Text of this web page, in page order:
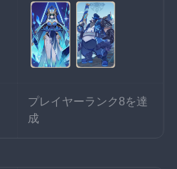
プレイヤーランク8を達
成